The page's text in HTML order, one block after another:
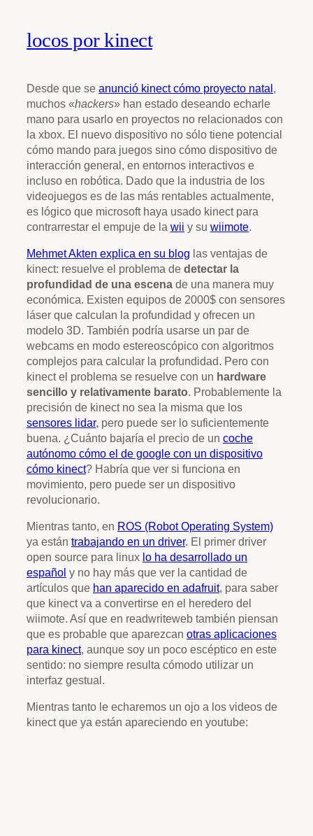
locos por kinect
Desde que se anunció kinect cómo proyecto natal,
muchos «hackers» han estado deseando echarle
mano para usarlo en proyectos no relacionados con
la xbox. El nuevo dispositivo no sólo tiene potencial
cómo mando para juegos sino cómo dispositivo de
interacción general, en entornos interactivos e
incluso en robótica. Dado que la industria de los
videojuegos es de las más rentables actualmente,
es lógico que microsoft haya usado kinect para
contrarrestar el empuje de la wii y su wiimote.
Mehmet Akten explica en su blog las ventajas de
kinect: resuelve el problema de detectar la
profundidad de una escena de una manera muy
económica. Existen equipos de 2000$ con sensores
láser que calculan la profundidad y ofrecen un
modelo 3D. También podría usarse un par de
webcams en modo estereoscópico con algoritmos
complejos para calcular la profundidad. Pero con
kinect el problema se resuelve con un hardware
sencillo y relativamente barato. Probablemente la
precisión de kinect no sea la misma que los
sensores lidar, pero puede ser lo suficientemente
buena. ¿Cuánto bajaría el precio de un coche
autónomo cómo el de google con un dispositivo
cómo kinect? Habría que ver si funciona en
movimiento, pero puede ser un dispositivo
revolucionario.
Mientras tanto, en ROS (Robot Operating System)
ya están trabajando en un driver. El primer driver
open source para linux lo ha desarrollado un
español y no hay más que ver la cantidad de
artículos que han aparecido en adafruit, para saber
que kinect va a convertirse en el heredero del
wiimote. Así que en readwriteweb también piensan
que es probable que aparezcan otras aplicaciones
para kinect, aunque soy un poco escéptico en este
sentido: no siempre resulta cómodo utilizar un
interfaz gestual.
Mientras tanto le echaremos un ojo a los videos de
kinect que ya están apareciendo en youtube: